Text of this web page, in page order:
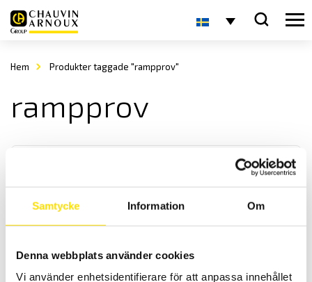
Samtycke Information Om
Denna webbplats använder cookies
Vi använder enhetsidentifierare för att anpassa innehållet
Hem Produkter taggade "rampprov"
rampprov
Mantelprovare
CA6549 och CA6550 isolationsprovare från Chauvin-Arnoux med